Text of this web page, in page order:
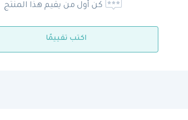
كن أول من يقيم هذا المنتج
اكتب تقييمًا